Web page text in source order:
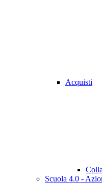
Acquisti
Scuola 4.0 -